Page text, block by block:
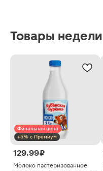
Товары недели
Финальная цена
+5% с Премиум
129.99 ₽
Молоко пастеризованное